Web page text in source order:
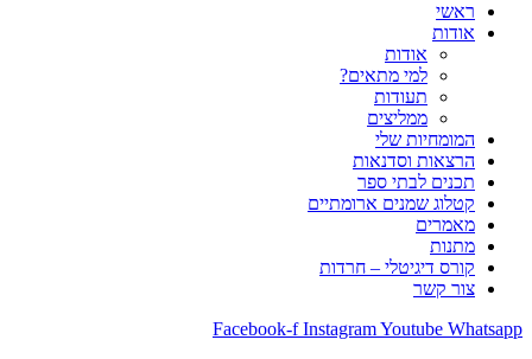
ראשי
אודות
אודות
למי מתאים?
תעודות
ממליצים
המומחיות שלי
הרצאות וסדנאות
תכנים לבתי ספר
קטלוג שמנים ארומתיים
מאמרים
מתנות
קורס דיגיטלי – חרדות
צור קשר
Facebook-f InstagramYoutube Whatsapp